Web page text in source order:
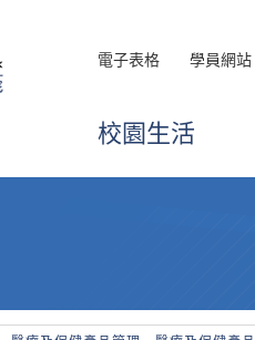
電子表格 學員網站
校園生活